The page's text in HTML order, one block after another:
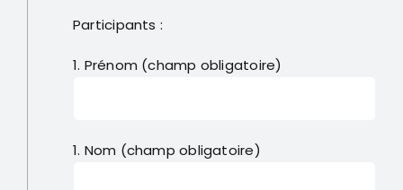
Participants :
1. Prénom (champ obligatoire)
1. Nom (champ obligatoire)